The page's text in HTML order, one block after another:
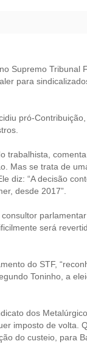
Supremo Tribunal
para
pró-
trabalhista,
Mas se trata de
diz: “A decisão
desde 2017”.
será
do STF,
Toninho, a
dos
imposto de volta.
do custeio, para